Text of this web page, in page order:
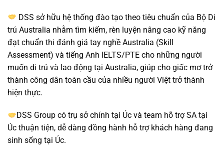
DSS sở hữu hệ thống đào tạo theo tiêu chuẩn của Bộ Di
trú Australia nhằm tìm kiếm, rèn luyện nâng cao kỹ năng
đạt chuẩn thi đánh giá tay nghề Australia (Skill
Assessment) và tiếng Anh IELTS/PTE cho những người
muốn di trú và lao động tại Australia, giúp cho giấc mơ trở
thành công dân toàn cầu của nhiều người Việt trở thành
hiện thực.
DSS Group có trụ sở chính tại Úc và team hỗ trợ SA tại
Úc thuận tiện, dễ dàng đồng hành hỗ trợ khách hàng đang
sinh sống tại Úc.